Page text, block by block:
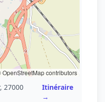
OpenStreetMap contributors
27000
Itinéraire
→